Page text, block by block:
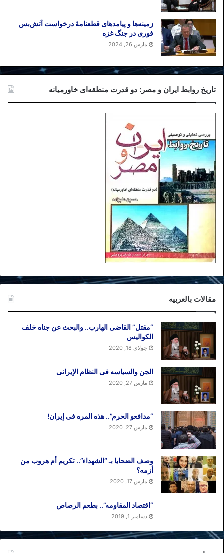
زمینه‌ها و پیامدهای قطعنامهٔ درخواست آتش‌بس
فوری در جنگ غزه
مارس 26, 2024
تاریخ روابط ایران و مصر: دو قدرت منطقه‌ای خاورمیانه
مقالات بالعربیه
“مقتل” القاضی الهارب.. والبحث عن جناه خلف
الکوالیس
جولای 18, 2020
الجن والسیاسه فی النظام اﻹیرانی
مارس 27, 2020
“مدافعو الحرم”.. هذه المره فی إیران!
مارس 27, 2020
وصف الضحایا بـ “الشهداء”.. تکریم أم هروب من
أزمه؟
مارس 17, 2020
“اقتصاد المقاومه”.. بطعم الرصاص
دسامبر 1, 2019